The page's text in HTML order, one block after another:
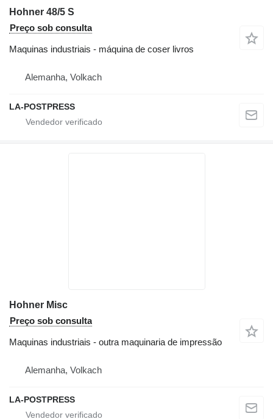
Hohner 48/5 S
Preço sob consulta
Maquinas industriais - máquina de coser livros
Alemanha, Volkach
LA-POSTPRESS
Hohner Misc
Preço sob consulta
Maquinas industriais - outra maquinaria de impressão
Alemanha, Volkach
LA-POSTPRESS